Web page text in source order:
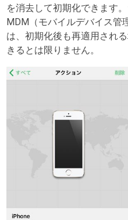
を消去して初期化できます
MDM（モバイルデバイス管
は、初期化後も再適用され
きるとは限りません。